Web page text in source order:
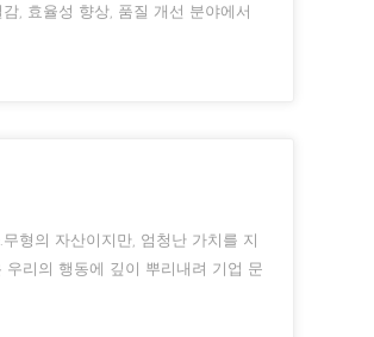
, 효율성 향상, 품질 개선 분야에서
최고품질책임자, 양다성 기판사업
형의 자산이지만, 엄청난 가치를 지
리의 행동에 깊이 뿌리내려 기업 문
. 장인정신정직이라는 약속을 우리의